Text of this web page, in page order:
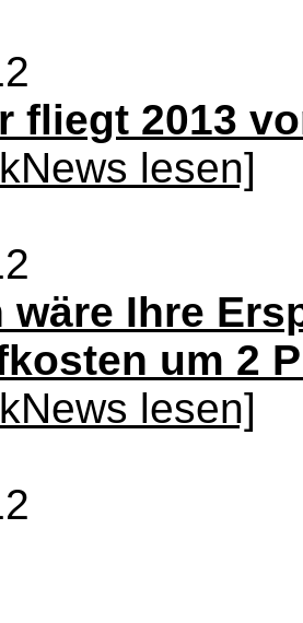
fliegt 2013
lesen]
wäre Ihre
um 2
lesen]